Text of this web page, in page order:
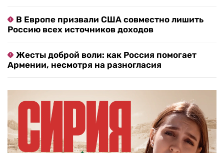
В Европе призвали США совместно лишить
Россию всех источников доходов
Жесты доброй воли: как Россия помогает
Армении, несмотря на разногласия